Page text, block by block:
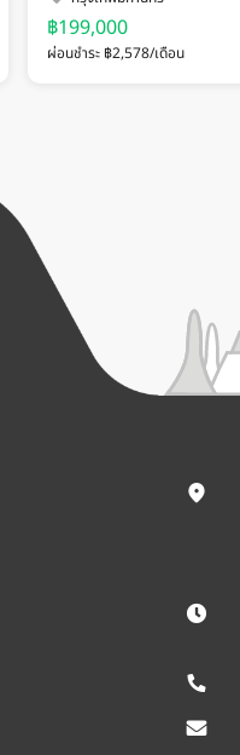
฿199,000
ผ่อนชำระ ฿2,578/เดือน